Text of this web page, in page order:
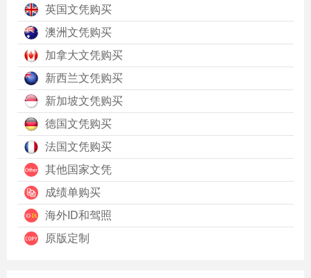
英国文凭购买
澳洲文凭购买
加拿大文凭购买
新西兰文凭购买
新加坡文凭购买
德国文凭购买
法国文凭购买
其他国家文凭
成绩单购买
海外ID和驾照
原版定制